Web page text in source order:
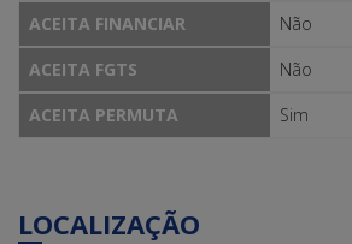
ACEITA FINANCIAR
Não
ACEITA FGTS
Não
ACEITA PERMUTA
Sim
LOCALIZAÇÃO